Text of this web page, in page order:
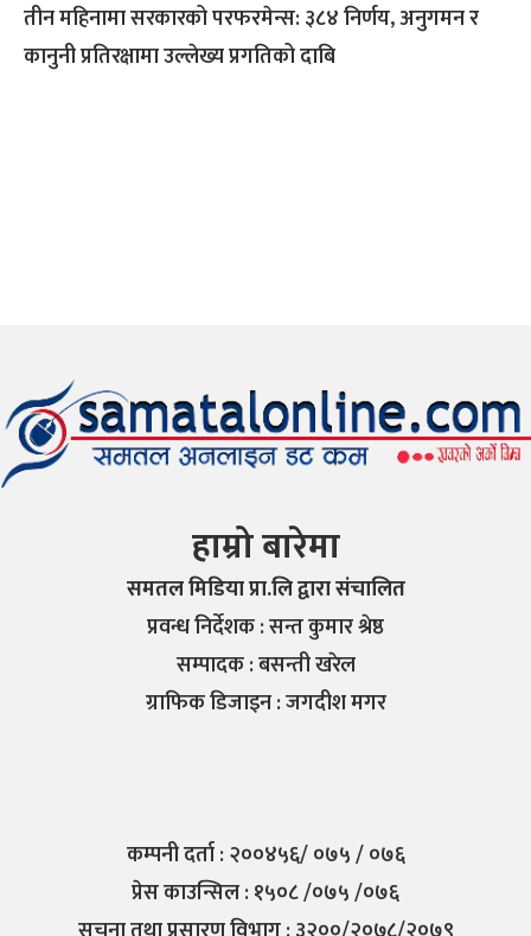
तीन महिनामा सरकारको परफरमेन्स: ३८४ निर्णय, अनुगमन र
कानुनी प्रतिरक्षामा उल्लेख्य प्रगतिको दाबि
हाम्रो बारेमा
समतल मिडिया प्रा.लि द्वारा संचालित
प्रवन्ध निर्देशक : सन्त कुमार श्रेष्ठ
सम्पादक : बसन्ती खरेल
ग्राफिक डिजाइन : जगदीश मगर
कम्पनी दर्ता : २००४५६/ ०७५ / ०७६
प्रेस काउन्सिल : १५०८ /०७५ /०७६